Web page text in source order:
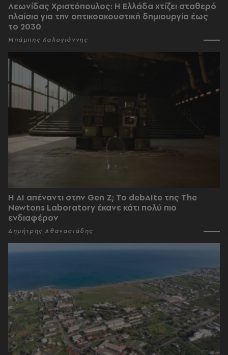
Λεωνίδας Χριστόπουλος: Η Ελλάδα χτίζει σταθερό
πλαίσιο για την οπτικοακουστική δημιουργία έως
το 2030
Μπάμπης Καλογιάννης
Η AI απέναντι στην Gen Z; Το debAIte της The
Newtons Laboratory έκανε κάτι πολύ πιο
ενδιαφέρον
Δημήτρης Αθανασιάδης